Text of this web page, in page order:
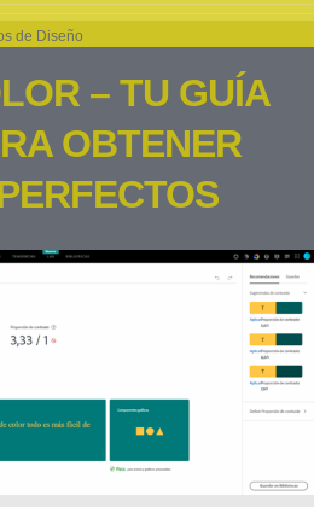
de Diseño
– TU GUÍA
OBTENER